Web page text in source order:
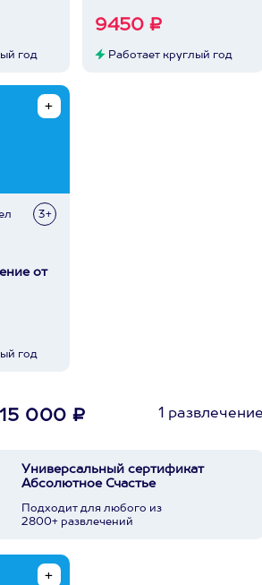
год
9450 ₽
Работает круглый год
3+
от
год
000 ₽ 1
Универсальный сертификат
Абсолютное Счастье
Подходит для любого из
2800+ развлечений